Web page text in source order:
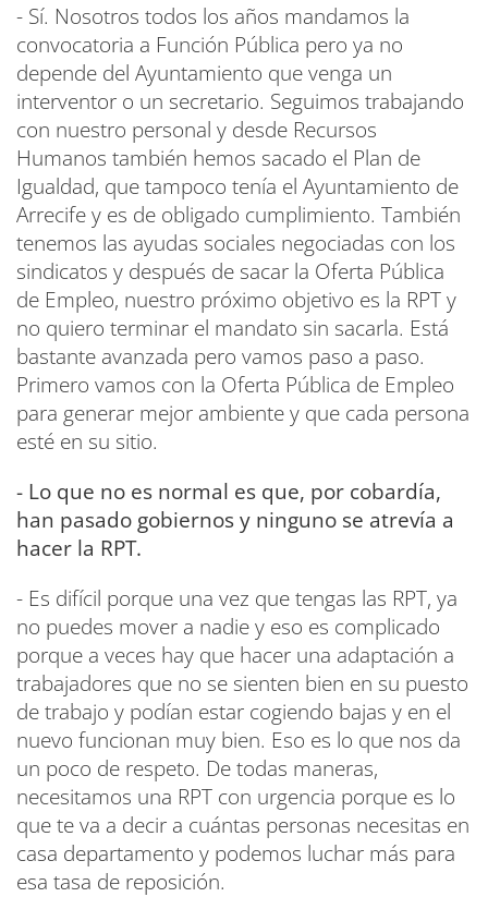
- Sí. Nosotros todos los años mandamos la
convocatoria a Función Pública pero ya no
depende del Ayuntamiento que venga un
interventor o un secretario. Seguimos trabajando
con nuestro personal y desde Recursos
Humanos también hemos sacado el Plan de
Igualdad, que tampoco tenía el Ayuntamiento de
Arrecife y es de obligado cumplimiento. También
tenemos las ayudas sociales negociadas con los
sindicatos y después de sacar la Oferta Pública
de Empleo, nuestro próximo objetivo es la RPT y
no quiero terminar el mandato sin sacarla. Está
bastante avanzada pero vamos paso a paso.
Primero vamos con la Oferta Pública de Empleo
para generar mejor ambiente y que cada persona
esté en su sitio.
- Lo que no es normal es que, por cobardía,
han pasado gobiernos y ninguno se atrevía a
hacer la RPT.
- Es difícil porque una vez que tengas las RPT, ya
no puedes mover a nadie y eso es complicado
porque a veces hay que hacer una adaptación a
trabajadores que no se sienten bien en su puesto
de trabajo y podían estar cogiendo bajas y en el
nuevo funcionan muy bien. Eso es lo que nos da
un poco de respeto. De todas maneras,
necesitamos una RPT con urgencia porque es lo
que te va a decir a cuántas personas necesitas en
casa departamento y podemos luchar más para
esa tasa de reposición.